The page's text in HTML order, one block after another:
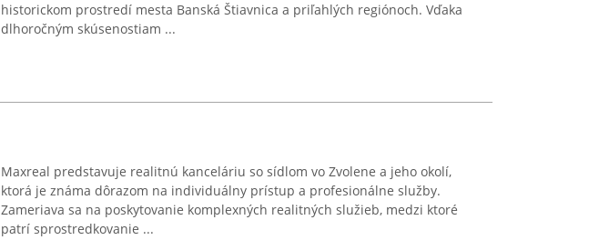
historickom prostredí mesta Banská Štiavnica a priľahlých regiónoch. Vďaka
dlhoročným skúsenostiam ...
Maxreal predstavuje realitnú kanceláriu so sídlom vo Zvolene a jeho okolí,
ktorá je známa dôrazom na individuálny prístup a profesionálne služby.
Zameriava sa na poskytovanie komplexných realitných služieb, medzi ktoré
patrí sprostredkovanie ...